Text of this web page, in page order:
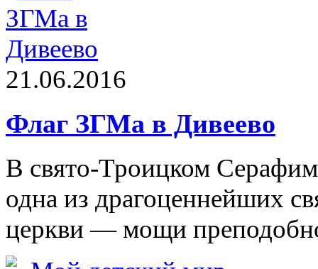
21.06.2016
Флаг ЗГМа в Дивеево
В свято-Троицком
одна из драгоценнейших
церкви — мощи